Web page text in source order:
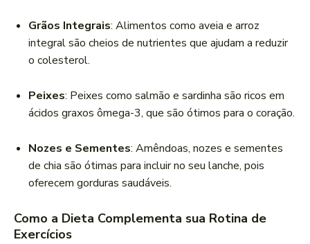
Grãos Integrais: Alimentos como aveia e arroz
integral são cheios de nutrientes que ajudam a reduzir
o colesterol.
Peixes: Peixes como salmão e sardinha são ricos em
ácidos graxos ômega-3, que são ótimos para o coração.
Nozes e Sementes: Amêndoas, nozes e sementes
de chia são ótimas para incluir no seu lanche, pois
oferecem gorduras saudáveis.
Como a Dieta Complementa sua Rotina de
Exercícios